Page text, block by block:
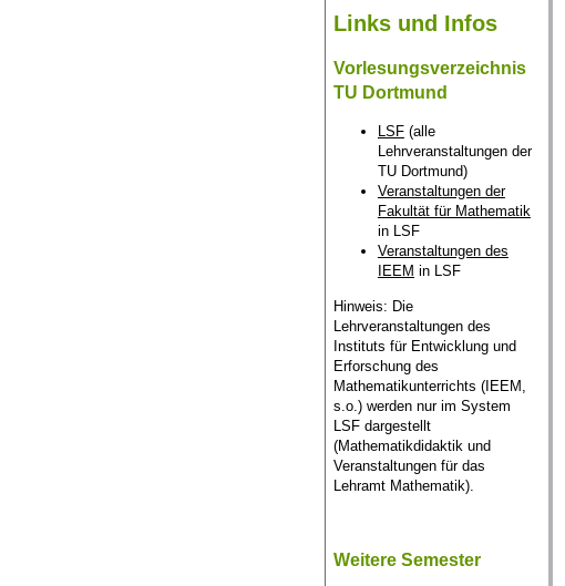
Links und Infos
Vorlesungsverzeichnis
TU Dortmund
LSF(alle
Lehrveranstaltungen der
TU Dortmund)
Veranstaltungen der
Fakultät für Mathematik
in LSF
Veranstaltungen des
IEEM in LSF
Hinweis: Die
Lehrveranstaltungen des
Instituts für Entwicklung und
Erforschung des
Mathematikunterrichts (IEEM,
s.o.) werden nur im System
LSF dargestellt
(Mathematikdidaktik und
Veranstaltungen für das
Lehramt Mathematik).
Weitere Semester